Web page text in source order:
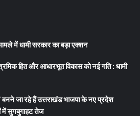
में धामी सरकार का बड़ा एक्शन
हित और आधारभूत विकास को नई गति : धामी
बनने जा रहे हैं उत्तराखंड भाजपा के नए प्रदेश
में सुगबुगाहट तेज